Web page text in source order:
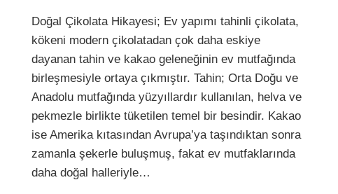
Doğal Çikolata Hikayesi; Ev yapımı tahinli çikolata,
kökeni modern çikolatadan çok daha eskiye
dayanan tahin ve kakao geleneğinin ev mutfağında
birleşmesiyle ortaya çıkmıştır. Tahin; Orta Doğu ve
Anadolu mutfağında yüzyıllardır kullanılan, helva ve
pekmezle birlikte tüketilen temel bir besindir. Kakao
ise Amerika kıtasından Avrupa’ya taşındıktan sonra
zamanla şekerle buluşmuş, fakat ev mutfaklarında
daha doğal halleriyle…